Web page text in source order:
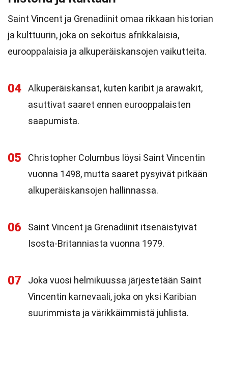
Saint Vincent ja Grenadiinit omaa rikkaan historian
ja kulttuurin, joka on sekoitus afrikkalaisia,
eurooppalaisia ja alkuperäiskansojen vaikutteita.
04
Alkuperäiskansat, kuten karibit ja arawakit,
asuttivat saaret ennen eurooppalaisten
saapumista.
05
Christopher Columbus löysi Saint Vincentin
vuonna 1498, mutta saaret pysyivät pitkään
alkuperäiskansojen hallinnassa.
06
Saint Vincent ja Grenadiinit itsenäistyivät
Isosta-Britanniasta vuonna 1979.
07
Joka vuosi helmikuussa järjestetään Saint
Vincentin karnevaali, joka on yksi Karibian
suurimmista ja värikkäimmistä juhlista.